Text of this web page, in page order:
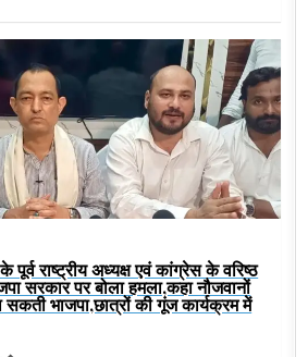
राष्ट्रीय अध्यक्ष एवं कांग्रेस के वरिष्ठ
सरकार पर बोला हमला,कहा नौजवानों
भाजपा,छात्रों की गूंज कार्यक्रम में